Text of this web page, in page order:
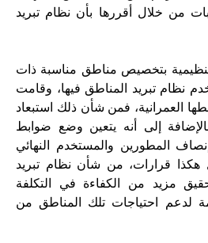
من خلال أقررها بأن نظام تبريد
بتخصيص مناطق مناسبة ذات
نظام تبريد المناطق فيها، وقامت
العمرانية، فمن شأن ذلك استبعاد
إلى أنه يتعين وضع ضوابط
المطورين والمستخدم النهائي
قرارات، من شأن نظام تبريد
مزيد من الكفاءة في التكلفة
لدعم احتياجات تلك المناطق من